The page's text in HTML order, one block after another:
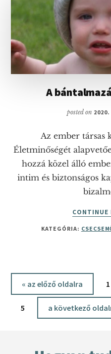
A
posted on 2020.
Az ember társas
Életminőségét
hozzá közel álló
intim és biztonságos
CONTINUE
KATEGÓRIA:
« Menj
az előző oldalra 1
Oldal
5 Menj
a következő